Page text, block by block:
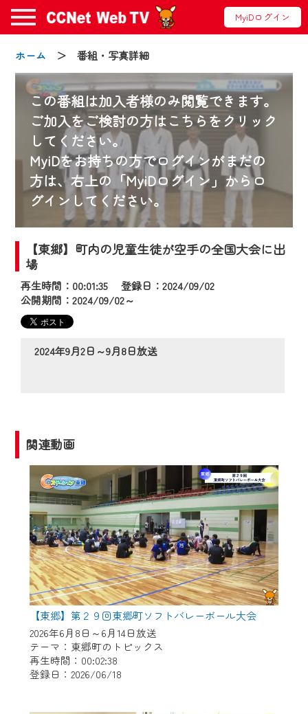
MyiDログイン
ホーム ＞ 番組・写真詳細
この番組は加入者様のみ閲覧できます。
ご加入をご検討の方はこちらをクリック
してください。
MyiDをお持ちの方でログインがまだの
方は、右上の「MyiDログイン」からロ
グインしてください。
【東郷】町内の児童生徒が空手の全国大会に出
場
再生時間：00:01:35 登録日：2024/09/02
公開期間：2024/09/02～
2024年9月2日～9月8日放送
関連動画
【東郷】第２９回東郷町ソフトバレーボール大会
2026年6月8日～6月14日放送
テーマ：東郷町のトピックス
再生時間：00:02:38
登録日：2026/06/18
お知らせ
2024/09/02
動画配信サービス『CCNet Web TV』は2024
年9月24日からリニューアルします！
【変更点】
◆デザイン変更により、お住まいの地域
の動画コンテンツが一目瞭然。
◆当社アプリやＰＣブラウザから、いつ
でも・どこでも・外出先でも！
2024年9月24日からはご加入者様へのサー
ビス向上のため、
『CCNet Web TV』を利用いただくには、
一部コンテンツを除き、
CCNetサービスへの加入と『CCNetマイ
ページ※』へのログインが必要となりま
す。
何卒、ご理解ご了承の程よろしくお願い
いたします。
※マイページへのログインには、MyIDが必
要となります。
※MyIDとは、CCNet Web TVを含むCCNetの
各種サービスをご利用頂くためのIDです。